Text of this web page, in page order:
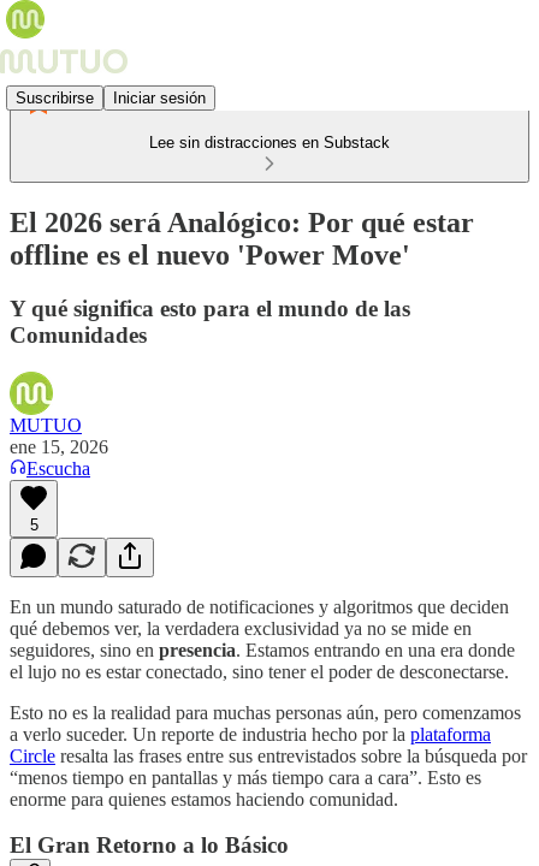
Suscribirse Iniciar sesión
Lee sin distracciones en Substack
El 2026 será Analógico: Por qué estar
offline es el nuevo 'Power Move'
Y qué significa esto para el mundo de las
Comunidades
MUTUO
ene 15, 2026
Escucha
5
En un mundo saturado de notificaciones y algoritmos que deciden
qué debemos ver, la verdadera exclusividad ya no se mide en
seguidores, sino en presencia. Estamos entrando en una era donde
el lujo no es estar conectado, sino tener el poder de desconectarse.
Esto no es la realidad para muchas personas aún, pero comenzamos
a verlo suceder. Un reporte de industria hecho por la plataforma
Circle resalta las frases entre sus entrevistados sobre la búsqueda por
“menos tiempo en pantallas y más tiempo cara a cara”. Esto es
enorme para quienes estamos haciendo comunidad.
El Gran Retorno a lo Básico